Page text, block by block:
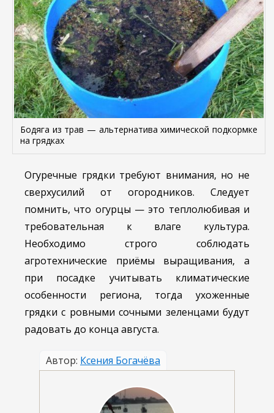
Бодяга из трав — альтернатива химической подкормке
на грядках
Огуречные грядки требуют внимания, но не
сверхусилий от огородников. Следует
помнить, что огурцы — это теплолюбивая и
требовательная к влаге культура.
Необходимо строго соблюдать
агротехнические приёмы выращивания, а
при посадке учитывать климатические
особенности региона, тогда ухоженные
грядки с ровными сочными зеленцами будут
радовать до конца августа.
Автор: Ксения Богачёва